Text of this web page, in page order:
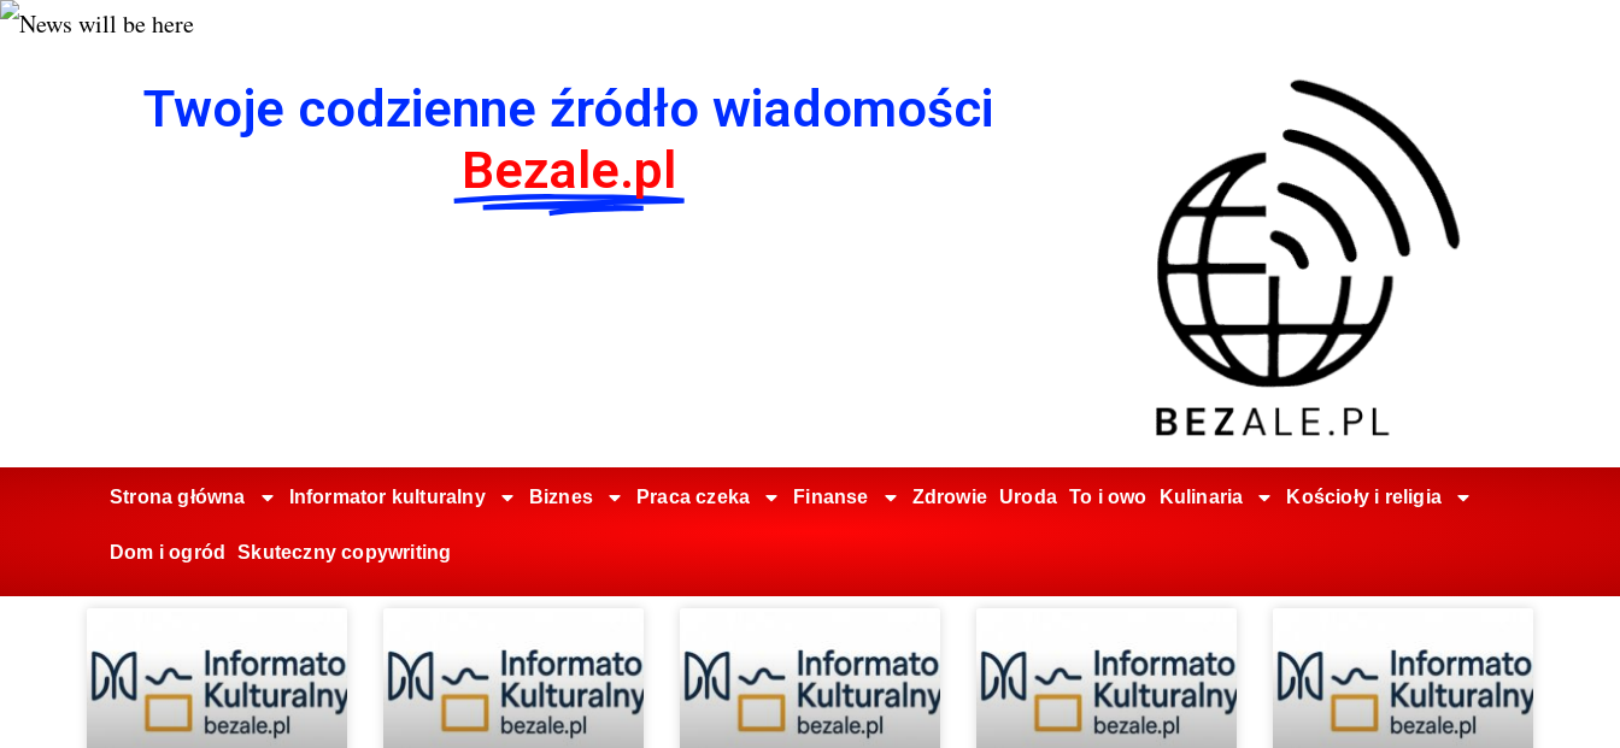
Twoje codzienne źródło wiadomości
Bezale.pl
Strona główna Informator kulturalny Biznes Praca czeka Finanse Zdrowie Uroda To i owo Kulinaria Kościoły i religia
Dom i ogród Skuteczny copywriting